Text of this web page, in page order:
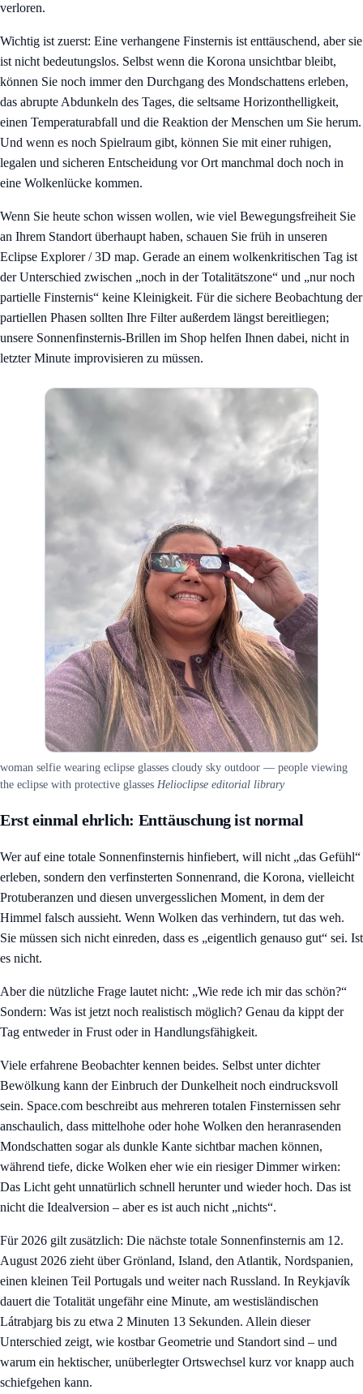
verloren.
Wichtig ist zuerst: Eine verhangene Finsternis ist enttäuschend, aber sie
ist nicht bedeutungslos. Selbst wenn die Korona unsichtbar bleibt,
können Sie noch immer den Durchgang des Mondschattens erleben,
das abrupte Abdunkeln des Tages, die seltsame Horizonthelligkeit,
einen Temperaturabfall und die Reaktion der Menschen um Sie herum.
Und wenn es noch Spielraum gibt, können Sie mit einer ruhigen,
legalen und sicheren Entscheidung vor Ort manchmal doch noch in
eine Wolkenlücke kommen.
Wenn Sie heute schon wissen wollen, wie viel Bewegungsfreiheit Sie
an Ihrem Standort überhaupt haben, schauen Sie früh in unseren
Eclipse Explorer / 3D map. Gerade an einem wolkenkritischen Tag ist
der Unterschied zwischen „noch in der Totalitätszone“ und „nur noch
partielle Finsternis“ keine Kleinigkeit. Für die sichere Beobachtung der
partiellen Phasen sollten Ihre Filter außerdem längst bereitliegen;
unsere Sonnenfinsternis-Brillen im Shop helfen Ihnen dabei, nicht in
letzter Minute improvisieren zu müssen.
woman selfie wearing eclipse glasses cloudy sky outdoor — people viewing
the eclipse with protective glasses Helioclipse editorial library
Erst einmal ehrlich: Enttäuschung ist normal
Wer auf eine totale Sonnenfinsternis hinfiebert, will nicht „das Gefühl“
erleben, sondern den verfinsterten Sonnenrand, die Korona, vielleicht
Protuberanzen und diesen unvergesslichen Moment, in dem der
Himmel falsch aussieht. Wenn Wolken das verhindern, tut das weh.
Sie müssen sich nicht einreden, dass es „eigentlich genauso gut“ sei. Ist
es nicht.
Aber die nützliche Frage lautet nicht: „Wie rede ich mir das schön?“
Sondern: Was ist jetzt noch realistisch möglich? Genau da kippt der
Tag entweder in Frust oder in Handlungsfähigkeit.
Viele erfahrene Beobachter kennen beides. Selbst unter dichter
Bewölkung kann der Einbruch der Dunkelheit noch eindrucksvoll
sein. Space.com beschreibt aus mehreren totalen Finsternissen sehr
anschaulich, dass mittelhohe oder hohe Wolken den heranrasenden
Mondschatten sogar als dunkle Kante sichtbar machen können,
während tiefe, dicke Wolken eher wie ein riesiger Dimmer wirken:
Das Licht geht unnatürlich schnell herunter und wieder hoch. Das ist
nicht die Idealversion – aber es ist auch nicht „nichts“.
Für 2026 gilt zusätzlich: Die nächste totale Sonnenfinsternis am 12.
August 2026 zieht über Grönland, Island, den Atlantik, Nordspanien,
einen kleinen Teil Portugals und weiter nach Russland. In Reykjavík
dauert die Totalität ungefähr eine Minute, am westisländischen
Látrabjarg bis zu etwa 2 Minuten 13 Sekunden. Allein dieser
Unterschied zeigt, wie kostbar Geometrie und Standort sind – und
warum ein hektischer, unüberlegter Ortswechsel kurz vor knapp auch
schiefgehen kann.